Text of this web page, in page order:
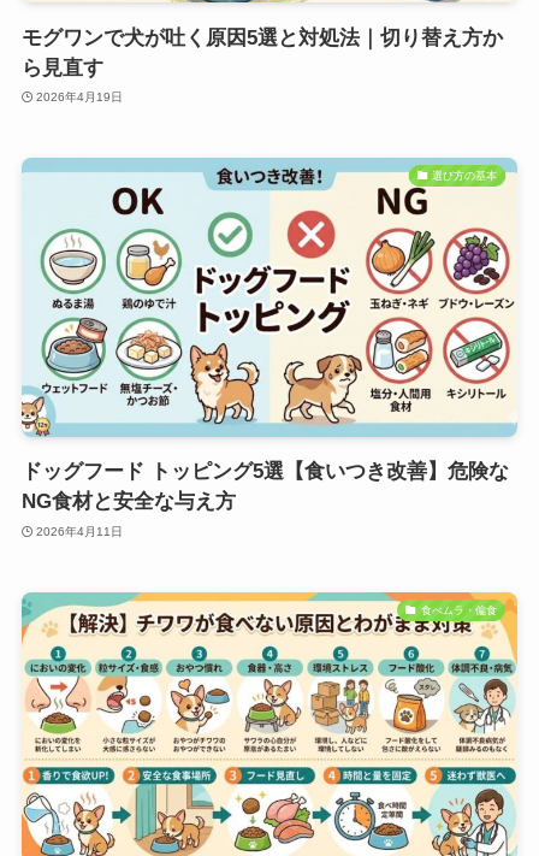
モグワンで犬が吐く原因5選と対処法｜切り替え方か
ら見直す
2026年4月19日
選び方の基本
ドッグフード トッピング5選【食いつき改善】危険な
NG食材と安全な与え方
2026年4月11日
食べムラ・偏食